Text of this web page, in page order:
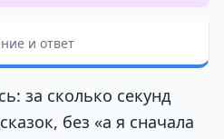
и ответ
за сколько секунд
без «а я сначала